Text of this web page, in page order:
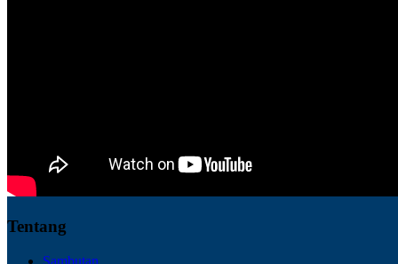
Tentang
Sambutan